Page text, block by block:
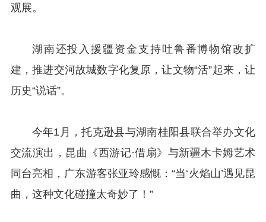
观展。
湖南还投入援疆资金支持吐鲁番博物馆改扩
建，推进交河故城数字化复原，让文物“活”起来，让
历史“说话”。
今年1月，托克逊县与湖南桂阳县联合举办文化
交流演出，昆曲《西游记·借扇》与新疆木卡姆艺术
同台亮相，广东游客张亚玲感慨：“当‘火焰山’遇见昆
曲，这种文化碰撞太奇妙了！”